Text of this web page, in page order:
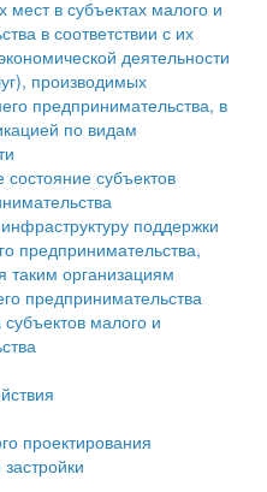
субъектов малого и
проектирования
в субъектах малого и
в соответствии с их
деятельности
производимых
предпринимательства, в
по видам
субъектов
поддержки
предпринимательства,
таким организациям
предпринимательства
малого и
проектирования